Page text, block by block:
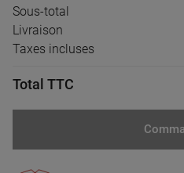
Sous-total
Livraison
Taxes incluses
Total TTC